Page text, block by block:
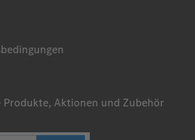
Produkte, Aktionen und Zubehör